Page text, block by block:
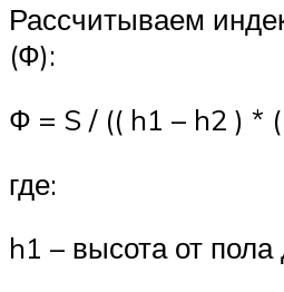
Рассчитываем
(Ф):
Ф = S / (( h1 – h2 ) *
где:
h1 – высота от пола